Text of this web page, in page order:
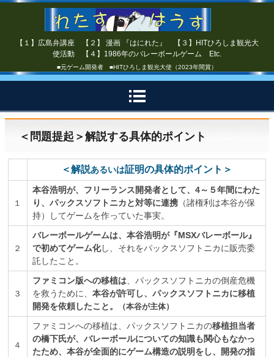
【１】広島弁講座 【２】 漫画 『はにれた』 【３】HITひろしま観光大
使活動 【４】1986年のバレーボールゲーム Etc.
■元ゲーム開発者 ■HITひろしま観光大使（2023年間賞）
＜問題提起＞解説する具体的ポイント
＜解説あるいは証明の具体的ポイント＞
１
本谷浩明が、フリーランス開発者として、4～５年間にわた
り、パックスソフトニカと対等に連携 （諸権利は本谷が保
持）してゲームを作っていた事実。
２
バレーボールゲームは、本谷浩明が『MSXバレーボール』
で初めてゲーム化し、それをパックスソフトニカに販売委
託したこと。
３
ファミコン版への移植は 、パックスソフトニカの倒産危機
を救うために、 本谷が許可し、パックスソフトニカに移植
開発を依頼したこと。
（本谷が主体）
４
ファミコンへの移植は、パックスソフトニカの移植担当者
の橋下氏が、バレーボールについての知識も関心もなかっ
たため、本谷が全面的にゲーム構造の説明をし、開発の指